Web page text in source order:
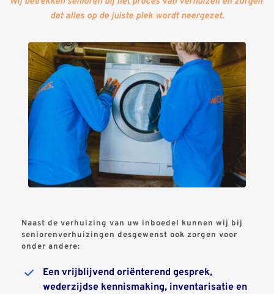
dat alles op de juiste plek wordt neergezet.
Naast de verhuizing van uw inboedel kunnen wij bij
seniorenverhuizingen desgewenst ook zorgen voor
onder andere:
Een vrijblijvend oriënterend gesprek,
wederzijdse kennismaking, inventarisatie en